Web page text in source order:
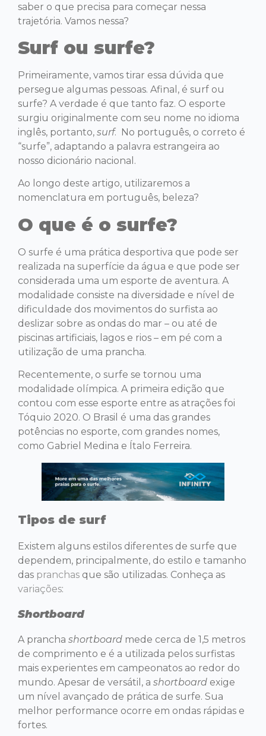
saber o que precisa para começar nessa
trajetória. Vamos nessa?
Surf ou surfe?
Primeiramente, vamos tirar essa dúvida que
persegue algumas pessoas. Afinal, é surf ou
surfe? A verdade é que tanto faz. O esporte
surgiu originalmente com seu nome no idioma
inglês, portanto, surf. No português, o correto é
“surfe”, adaptando a palavra estrangeira ao
nosso dicionário nacional.
Ao longo deste artigo, utilizaremos a
nomenclatura em português, beleza?
O que é o surfe?
O surfe é uma prática desportiva que pode ser
realizada na superfície da água e que pode ser
considerada uma um esporte de aventura. A
modalidade consiste na diversidade e nível de
dificuldade dos movimentos do surfista ao
deslizar sobre as ondas do mar – ou até de
piscinas artificiais, lagos e rios – em pé com a
utilização de uma prancha.
Recentemente, o surfe se tornou uma
modalidade olímpica. A primeira edição que
contou com esse esporte entre as atrações foi
Tóquio 2020. O Brasil é uma das grandes
potências no esporte, com grandes nomes,
como Gabriel Medina e Ítalo Ferreira.
Tipos de surf
Existem alguns estilos diferentes de surfe que
dependem, principalmente, do estilo e tamanho
das pranchas que são utilizadas. Conheça as
variações:
Shortboard
A prancha shortboard mede cerca de 1,5 metros
de comprimento e é a utilizada pelos surfistas
mais experientes em campeonatos ao redor do
mundo. Apesar de versátil, a shortboard exige
um nível avançado de prática de surfe. Sua
melhor performance ocorre em ondas rápidas e
fortes.